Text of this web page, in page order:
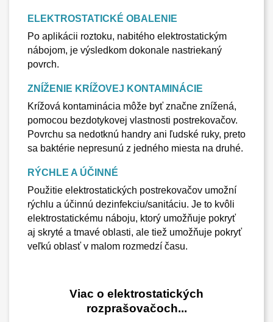
ELEKTROSTATICKÉ OBALENIE
Po aplikácii roztoku, nabitého elektrostatickým
nábojom, je výsledkom dokonale nastriekaný
povrch.
ZNÍŽENIE KRÍŽOVEJ KONTAMINÁCIE
Krížová kontaminácia môže byť značne znížená,
pomocou bezdotykovej vlastnosti postrekovačov.
Povrchu sa nedotknú handry ani ľudské ruky, preto
sa baktérie nepresunú z jedného miesta na druhé.
RÝCHLE A ÚČINNÉ
Použitie elektrostatických postrekovačov umožní
rýchlu a účinnú dezinfekciu/sanitáciu. Je to kvôli
elektrostatickému náboju, ktorý umožňuje pokryť
aj skryté a tmavé oblasti, ale tiež umožňuje pokryť
veľkú oblasť v malom rozmedzí času.
Viac o elektrostatických
rozprašovačoch...